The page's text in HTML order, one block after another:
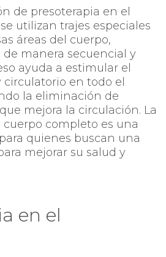
de presoterapia en el
utilizan trajes especiales
áreas del cuerpo,
manera secuencial y
ayuda a estimular el
en todo el
la eliminación de
mejora la circulación. La
cuerpo completo es una
quienes buscan una
mejorar su salud y
en el